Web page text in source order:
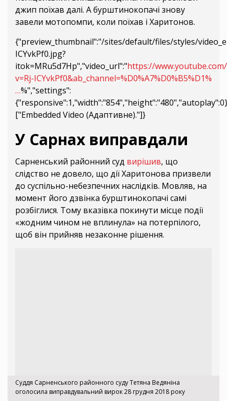
джип поїхав далі. А бурштинокопачі знову
завели мотопомпи, коли поїхав і Харитонов.
{"preview_thumbnail":"/sites/default/files/styles/
ICYvkPf0.jpg?
itok=MRu5d7Hp","video_url":"https://
v=Rj-ICYvkPf0&ab_channel=%D0%A7%D0%B5%D1%
…%","settings":
["Embedded Video (Адаптивне)."]}
У Сарнах виправдали
Сарненський районний суд вирішив, що
слідство не довело, що дії Харитонова призвели
до суспільно-небезпечних наслідків. Мовляв, на
момент його дзвінка бурштинокопачі самі
розбіглися. Тому вказівка покинути місце події
«жодним чином не вплинула» на потерпілого,
щоб він прийняв незаконне рішення.
Суддя Сарненського районного суду Тетяна Ведяніна
оголосила виправдувальний вирок 28 грудня 2018 року